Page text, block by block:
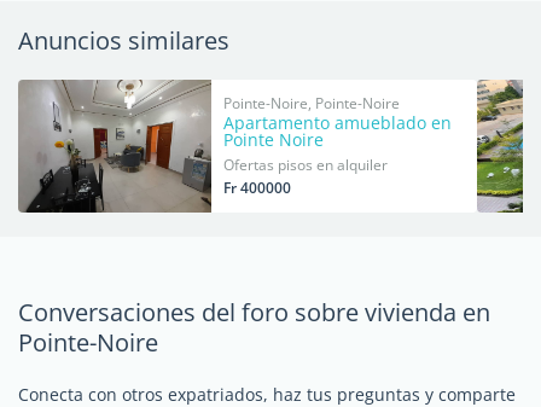
Anuncios similares
Pointe-Noire, Pointe-Noire
Apartamento amueblado en
Pointe Noire
Ofertas pisos en alquiler
Fr 400000
Conversaciones del foro sobre vivienda en
Pointe-Noire
Conecta con otros expatriados, haz tus preguntas y comparte